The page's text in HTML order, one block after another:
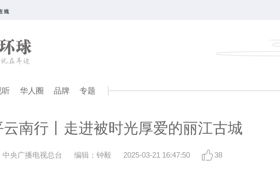
听 华人圈 品牌 专题
云南行丨走进被时光厚爱的丽江古城
中央广播电视总台 编辑：钟毅 2025-03-21 16:47:50 38